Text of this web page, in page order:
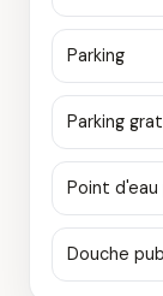
Parking
Parking
Point
Douche